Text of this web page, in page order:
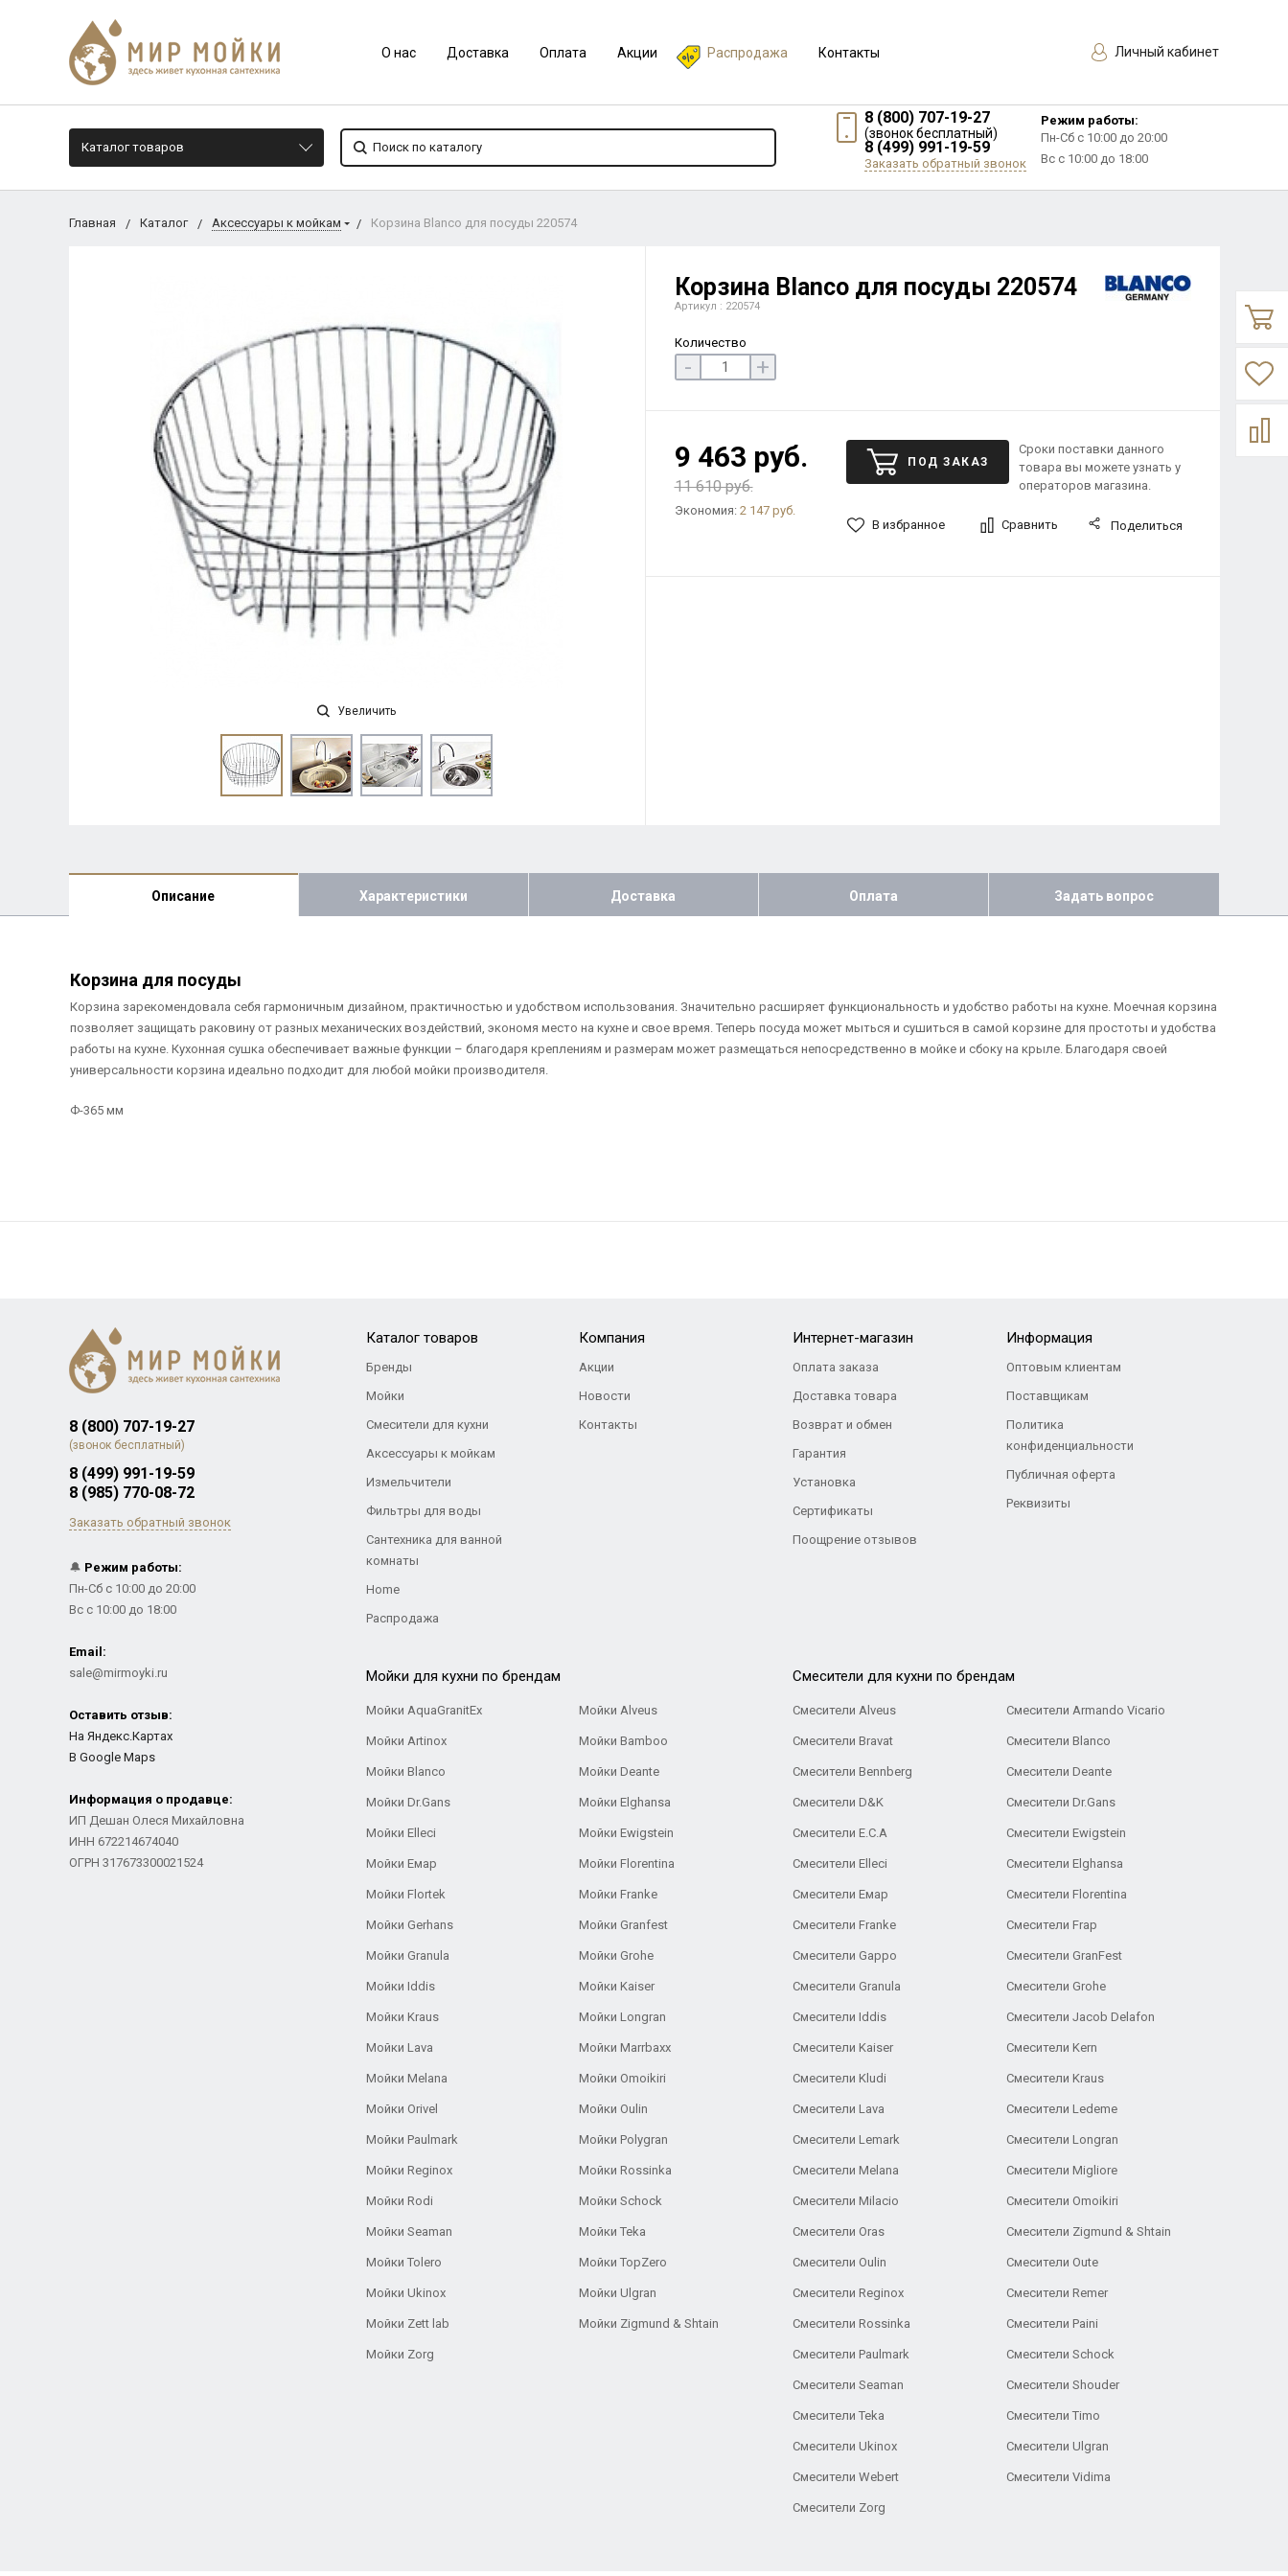
О нас Доставка Оплата Акции Распродажа Контакты Личный кабинет
Каталог товаров
8 (800) 707-19-27
(звонок бесплатный)
8 (499) 991-19-59
Заказать обратный звонок
Режим работы:
Пн-Сб с 10:00 до 20:00
Вс с 10:00 до 18:00
Главная Каталог Аксессуары к мойкам Корзина Blanco для посуды 220574
Увеличить
Корзина Blanco для посуды 220574
Артикул : 220574
Количество
- +
9 463 руб.
11 610 руб.
Экономия: 2 147 руб.
ПОД ЗАКАЗ
Сроки поставки данного
товара вы можете узнать у
операторов магазина.
В избранное Сравнить Поделиться
Описание Характеристики Доставка Оплата Задать вопрос
Корзина для посуды
Корзина зарекомендовала себя гармоничным дизайном, практичностью и удобством использования. Значительно расширяет функциональность и удобство работы на кухне. Моечная корзина
позволяет защищать раковину от разных механических воздействий, экономя место на кухне и свое время. Теперь посуда может мыться и сушиться в самой корзине для простоты и удобства
работы на кухне. Кухонная сушка обеспечивает важные функции – благодаря креплениям и размерам может размещаться непосредственно в мойке и сбоку на крыле. Благодаря своей
универсальности корзина идеально подходит для любой мойки производителя.
Ф-365 мм
8 (800) 707-19-27
(звонок бесплатный)
8 (499) 991-19-59
8 (985) 770-08-72
Заказать обратный звонок
🔔 Режим работы:
Пн-Сб с 10:00 до 20:00
Вс с 10:00 до 18:00
Email:
sale@mirmoyki.ru
Оставить отзыв:
На Яндекс.Картах
В Google Maps
Информация о продавце:
ИП Дешан Олеся Михайловна
ИНН 672214674040
ОГРН 317673300021524
Каталог товаров
Бренды
Мойки
Смесители для кухни
Аксессуары к мойкам
Измельчители
Фильтры для воды
Сантехника для ванной
комнаты
Home
Распродажа
Компания
Акции
Новости
Контакты
Интернет-магазин
Оплата заказа
Доставка товара
Возврат и обмен
Гарантия
Установка
Сертификаты
Поощрение отзывов
Информация
Оптовым клиентам
Поставщикам
Политика
конфиденциальности
Публичная оферта
Реквизиты
Мойки для кухни по брендам
Мойки AquaGranitEx Мойки Alveus
Мойки Artinox Мойки Bamboo
Мойки Blanco Мойки Deante
Мойки Dr.Gans Мойки Elghansa
Мойки Elleci Мойки Ewigstein
Мойки Емар Мойки Florentina
Мойки Flortek Мойки Franke
Мойки Gerhans Мойки Granfest
Мойки Granula Мойки Grohe
Мойки Iddis Мойки Kaiser
Мойки Kraus Мойки Longran
Мойки Lava Мойки Marrbaxx
Мойки Melana Мойки Omoikiri
Мойки Orivel Мойки Oulin
Мойки Paulmark Мойки Polygran
Мойки Reginox Мойки Rossinka
Мойки Rodi Мойки Schock
Мойки Seaman Мойки Teka
Мойки Tolero Мойки TopZero
Мойки Ukinox Мойки Ulgran
Мойки Zett lab Мойки Zigmund & Shtain
Мойки Zorg
Cмесители для кухни по брендам
Смесители Alveus Смесители Armando Vicario
Смесители Bravat Смесители Blanco
Смесители Bennberg Смесители Deante
Смесители D&K Смесители Dr.Gans
Смесители E.C.A Cмесители Ewigstein
Смесители Elleci Смесители Elghansa
Смесители Емар Смесители Florentina
Смесители Franke Смесители Frap
Смесители Gappo Смесители GranFest
Смесители Granula Смесители Grohe
Смесители Iddis Смесители Jacob Delafon
Смесители Kaiser Смесители Kern
Смесители Kludi Смесители Kraus
Смесители Lava Смесители Ledeme
Смесители Lemark Смесители Longran
Смесители Melana Смесители Migliore
Смесители Milacio Смесители Omoikiri
Смесители Oras Смесители Zigmund & Shtain
Смесители Oulin Смесители Oute
Смесители Reginox Смесители Remer
Смесители Rossinka Смесители Paini
Смесители Paulmark Смесители Schock
Смесители Seaman Смесители Shouder
Смесители Teka Смесители Timo
Смесители Ukinox Смесители Ulgran
Смесители Webert Смесители Vidima
Смесители Zorg